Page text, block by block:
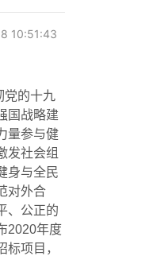
10:51:43
党的十九
国战略建
量参与健
发社会组
身与全民
对外合
、公正的
2020年度
标项目，